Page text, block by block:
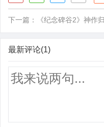
下一篇： 《纪念碑谷2》神作
最新评论(1)